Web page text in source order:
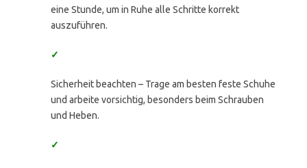
eine Stunde, um in Ruhe alle Schritte korrekt
auszuführen.
✓
Sicherheit beachten – Trage am besten feste Schuhe
und arbeite vorsichtig, besonders beim Schrauben
und Heben.
✓